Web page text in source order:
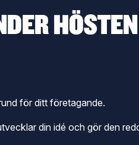
HÖSTEN
för ditt företagande.
din idé och gör den